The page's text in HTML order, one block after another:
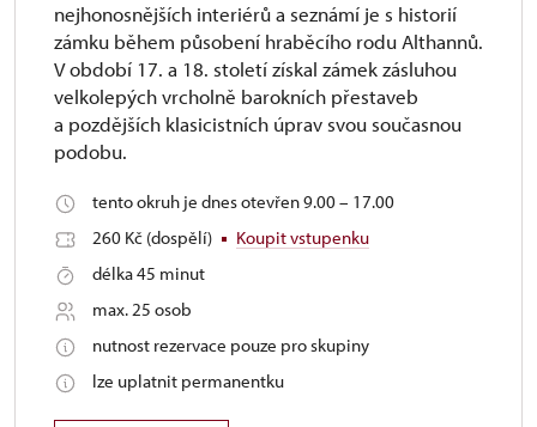
nejhonosnějších interiérů a seznámí je s historií
zámku během působení hraběcího rodu Althannů.
V období 17. a 18. století získal zámek zásluhou
velkolepých vrcholně barokních přestaveb
a pozdějších klasicistních úprav svou současnou
podobu.
tento okruh je dnes otevřen 9.00 – 17.00
260 Kč (dospělí)
Koupit vstupenku
délka 45 minut
max. 25 osob
nutnost rezervace pouze pro skupiny
lze uplatnit permanentku